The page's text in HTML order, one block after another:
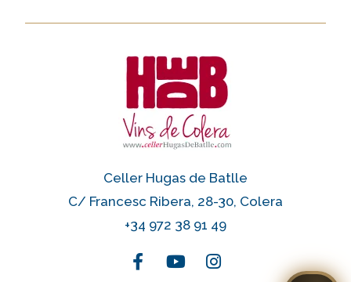
Celler Hugas de Batlle
C/ Francesc Ribera, 28-30, Colera
+34 972 38 91 49